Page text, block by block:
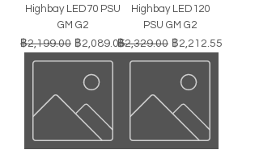
Highbay LED70 PSU
GM G2
ราคาปกติ
฿2,199.00 ราคาขายลด
฿2,089.05
Highbay LED120
PSU GM G2
ราคาปกติ
฿2,329.00 ราคาขายลด
฿2,212.55